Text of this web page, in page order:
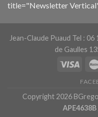
title="Newsletter
Jean-Claude Puaud Tel :
de Gaulles
Copyright 2026